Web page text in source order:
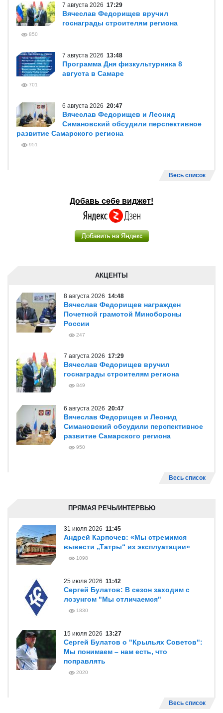
7 августа 2026 17:29
Вячеслав Федорищев вручил
госнаграды строителям региона
850
7 августа 2026 13:48
Программа Дня физкультурника 8
августа в Самаре
701
6 августа 2026 20:47
Вячеслав Федорищев и Леонид
Симановский обсудили перспективное
развитие Самарского региона
951
Весь список
Добавь себе виджет!
АКЦЕНТЫ
8 августа 2026 14:48
Вячеслав Федорищев награжден
Почетной грамотой Минобороны
России
247
7 августа 2026 17:29
Вячеслав Федорищев вручил
госнаграды строителям региона
849
6 августа 2026 20:47
Вячеслав Федорищев и Леонид
Симановский обсудили перспективное
развитие Самарского региона
950
Весь список
ПРЯМАЯ РЕЧЬ/ИНТЕРВЬЮ
31 июля 2026 11:45
Андрей Карпочев: «Мы стремимся
вывести „Татры“ из эксплуатации»
1098
25 июля 2026 11:42
Сергей Булатов: В сезон заходим с
лозунгом "Мы отличаемся"
1830
15 июля 2026 13:27
Сергей Булатов о "Крыльях Советов":
Мы понимаем – нам есть, что
поправлять
2020
Весь список